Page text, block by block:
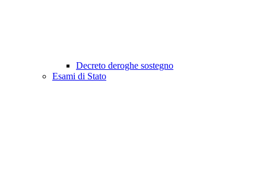
Decreto deroghe sostegno
Esami di Stato